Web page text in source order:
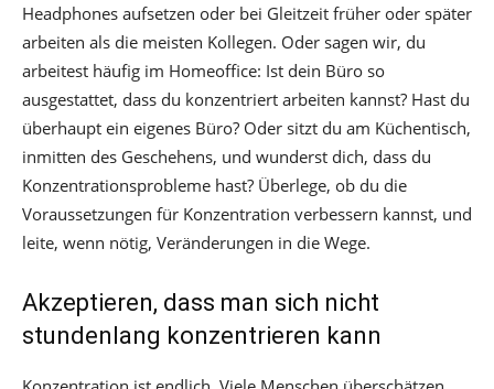
Headphones aufsetzen oder bei Gleitzeit früher oder später
arbeiten als die meisten Kollegen. Oder sagen wir, du
arbeitest häufig im Homeoffice: Ist dein Büro so
ausgestattet, dass du konzentriert arbeiten kannst? Hast du
überhaupt ein eigenes Büro? Oder sitzt du am Küchentisch,
inmitten des Geschehens, und wunderst dich, dass du
Konzentrationsprobleme hast? Überlege, ob du die
Voraussetzungen für Konzentration verbessern kannst, und
leite, wenn nötig, Veränderungen in die Wege.
Akzeptieren, dass man sich nicht
stundenlang konzentrieren kann